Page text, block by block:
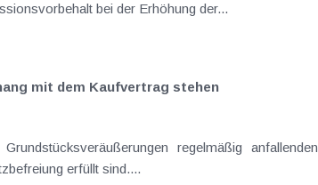
bei der Erhöhung der...
mit dem Kaufvertrag stehen
regelmäßig anfallenden
erfüllt sind....